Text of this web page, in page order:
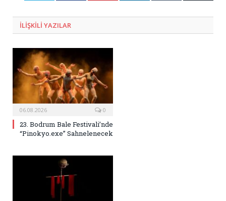
ILIŞKILI YAZILAR
06.08.2026 0
23. Bodrum Bale Festivali’nde
“Pinokyo.exe” Sahnelenecek